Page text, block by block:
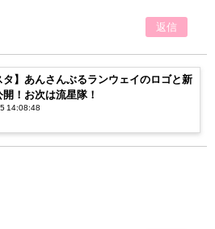
返信
タ】あんさんぶるランウェイのロゴと新
！お次は流星隊！
14:08:48